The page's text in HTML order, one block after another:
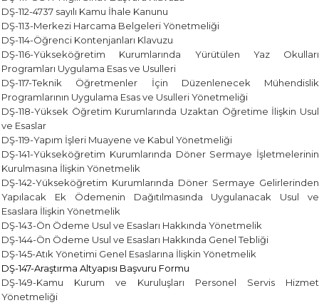
DŞ-112-4737 sayılı Kamu İhale Kanunu
DŞ-113-Merkezi Harcama Belgeleri Yönetmeliği
DŞ-114-Öğrenci Kontenjanları Klavuzu
DŞ-116-Yükseköğretim Kurumlarında Yürütülen Yaz Okulları
Programları Uygulama Esas ve Usulleri
DŞ-117-Teknik Öğretmenler İçin Düzenlenecek Mühendislik
Programlarının Uygulama Esas ve Usulleri Yönetmeliği
DŞ-118-Yüksek Öğretim Kurumlarında Uzaktan Öğretime İlişkin Usul
ve Esaslar
DŞ-119-Yapım İşleri Muayene ve Kabul Yönetmeliği
DŞ-141-Yükseköğretim Kurumlarında Döner Sermaye İşletmelerinin
Kurulmasına İlişkin Yönetmelik
DŞ-142-Yükseköğretim Kurumlarında Döner Sermaye Gelirlerinden
Yapılacak Ek Ödemenin Dağıtılmasında Uygulanacak Usul ve
Esaslara İlişkin Yönetmelik
DŞ-143-Ön Ödeme Usul ve Esasları Hakkında Yönetmelik
DŞ-144-Ön Ödeme Usul ve Esasları Hakkında Genel Tebliği
DŞ-145-Atık Yönetimi Genel Esaslarına İlişkin Yönetmelik
DŞ-147-Araştırma Altyapısı Başvuru Formu
DŞ-149-Kamu Kurum ve Kuruluşları Personel Servis Hizmet
Yönetmeliği